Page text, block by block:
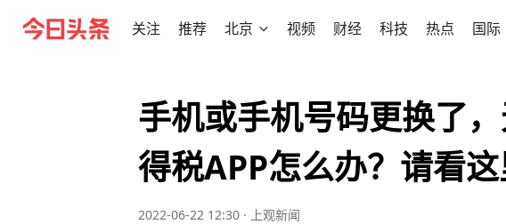
关注 推荐 北京 视频 财经 科技 热点 国际
手机或手机号码更换了
得税APP怎么办？请看
2022-06-22 12:30 · 上观新闻